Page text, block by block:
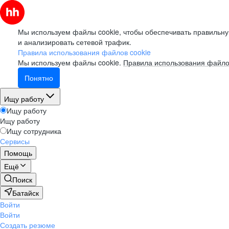
Мы используем файлы cookie, чтобы обеспечивать
и анализировать сетевой трафик.
Правила использования файлов cookie
Мы используем файлы cookie. Правила использования
Понятно
Ищу работу
Ищу работу
Ищу работу
Ищу сотрудника
Сервисы
Помощь
Ещё
Поиск
Батайск
Войти
Войти
Создать резюме